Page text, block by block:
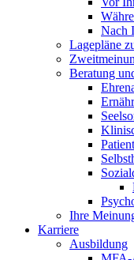
Nach
Lagepläne
Beratung
Ihre
Karriere
Ausbildung